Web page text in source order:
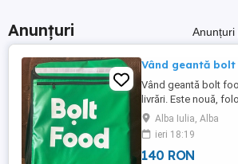
Anunțuri Anunțuri
Vând geantă
Vând geantă bolt
livrări. Este nouă,
O predau personal în
și prin curier
negociabil. Pentru
puteți lăsa mesaj pe
Alba Iulia, Alba
ieri 18:19
140 RON